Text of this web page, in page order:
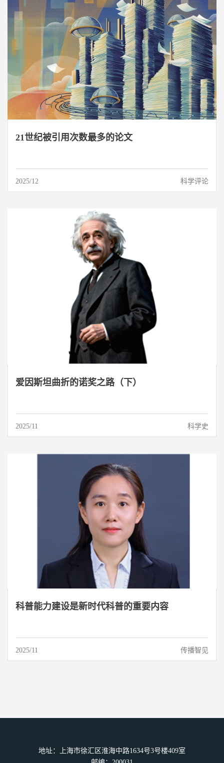
21世纪被引用次数最多的论文
2025/12 科学评论
爱因斯坦曲折的诺奖之路（下）
2025/11 科学史
科普能力建设是新时代科普的重要内容
2025/11 传播智见
地址：上海市徐汇区淮海中路1634号3号楼409室